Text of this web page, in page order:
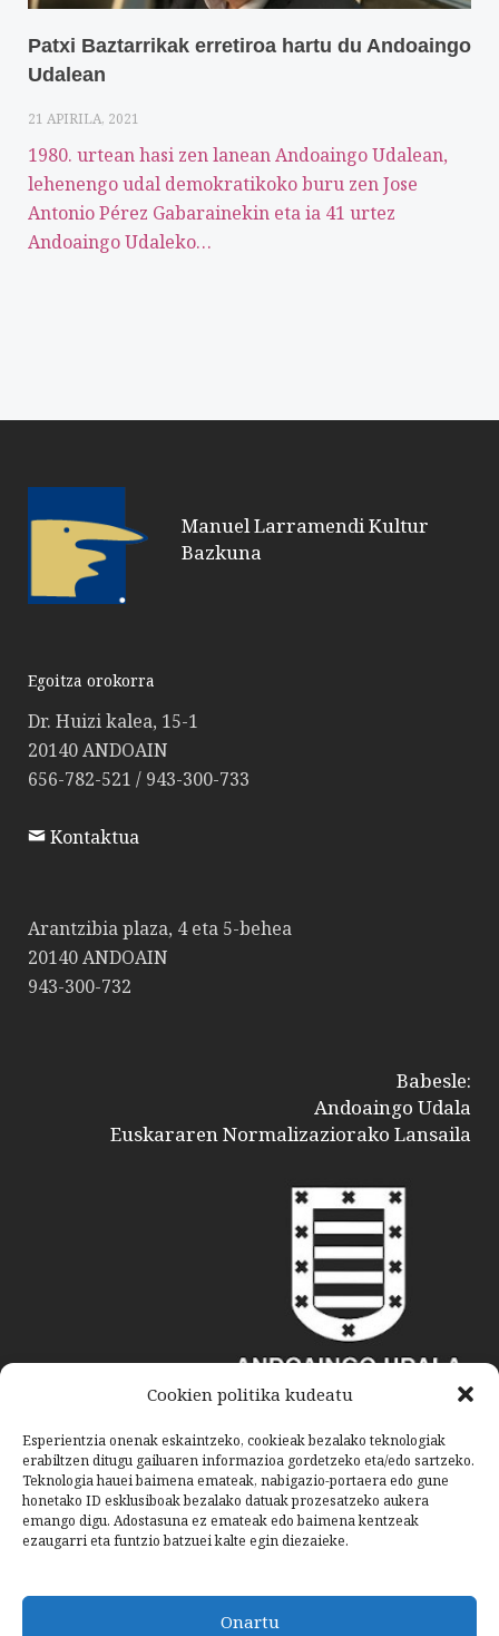
Cookien politika kudeatu
Esperientzia onenak eskaintzeko, cookieak bezalako teknologiak
erabiltzen ditugu gailuaren informazioa gordetzeko eta/edo sartzeko.
Teknologia hauei baimena emateak, nabigazio-portaera edo gune
honetako ID esklusiboak bezalako datuak prozesatzeko aukera
emango digu. Adostasuna ez emateak edo baimena kentzeak
ezaugarri eta funtzio batzuei kalte egin diezaieke.
Onartu
Patxi Baztarrikak erretiroa hartu du Andoaingo
Udalean
21 APIRILA, 2021
1980. urtean hasi zen lanean Andoaingo Udalean,
lehenengo udal demokratikoko buru zen Jose
Antonio Pérez Gabarainekin eta ia 41 urtez
Andoaingo Udaleko…
Manuel Larramendi Kultur
Bazkuna
Egoitza orokorra
Dr. Huizi kalea, 15-1
20140 ANDOAIN
656-782-521 / 943-300-733
Kontaktua
Arantzibia plaza, 4 eta 5-behea
20140 ANDOAIN
943-300-732
Babesle:
Andoaingo Udala
Euskararen Normalizaziorako Lansaila